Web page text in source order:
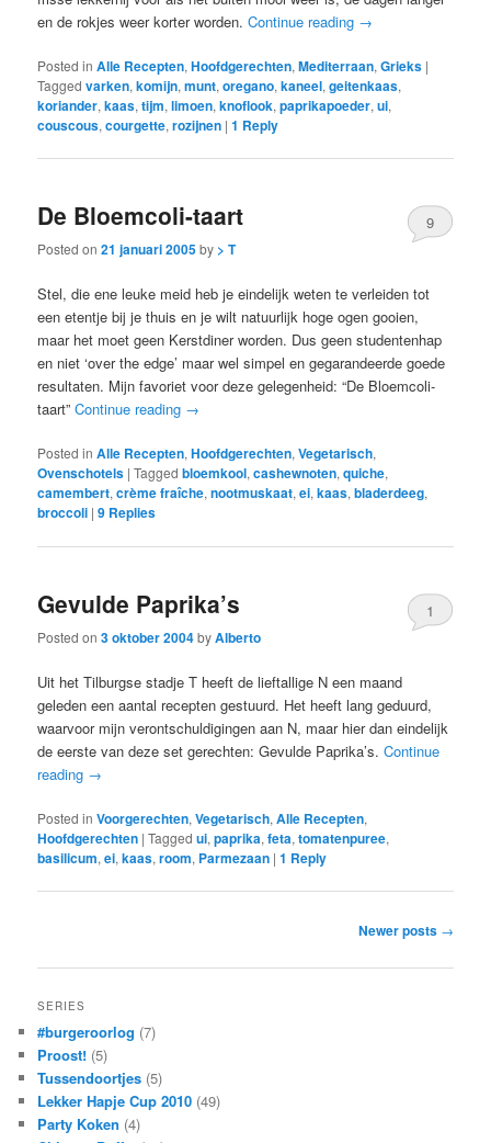
en de rokjes weer korter worden.Continue reading →
Posted in Alle Recepten,Hoofdgerechten,Mediterraan,Grieks |
Tagged varken,komijn,munt,oregano,kaneel,geitenkaas,
koriander,kaas,tijm,limoen,knoflook,paprikapoeder,ui,
couscous,courgette,rozijnen |1 Reply
De Bloemcoli-taart
Posted on21 januari 2005by > T
9
Stel, die ene leuke meid heb je eindelijk weten te verleiden tot
een etentje bij je thuis en je wilt natuurlijk hoge ogen gooien,
maar het moet geen Kerstdiner worden. Dus geen studentenhap
en niet ‘over the edge’ maar wel simpel en gegarandeerde goede
resultaten. Mijn favoriet voor deze gelegenheid: “De Bloemcoli-
taart”Continue reading →
Posted in Alle Recepten,Hoofdgerechten,Vegetarisch,
Ovenschotels |Tagged bloemkool,cashewnoten,quiche,
camembert,crème fraîche,nootmuskaat,ei,kaas,bladerdeeg,
broccoli |9 Replies
Gevulde Paprika’s
Posted on3 oktober 2004byAlberto
1
Uit het Tilburgse stadje T heeft de lieftallige N een maand
geleden een aantal recepten gestuurd. Het heeft lang geduurd,
waarvoor mijn verontschuldigingen aan N, maar hier dan eindelijk
de eerste van deze set gerechten: Gevulde Paprika’s.Continue
reading →
Posted in Voorgerechten,Vegetarisch,Alle Recepten,
Hoofdgerechten |Tagged ui,paprika,feta,tomatenpuree,
basilicum,ei,kaas,room, Parmezaan |1 Reply
Newer posts →
SERIES
#burgeroorlog (7)
Proost! (5)
Tussendoortjes (5)
Lekker Hapje Cup 2010 (49)
Party Koken (4)